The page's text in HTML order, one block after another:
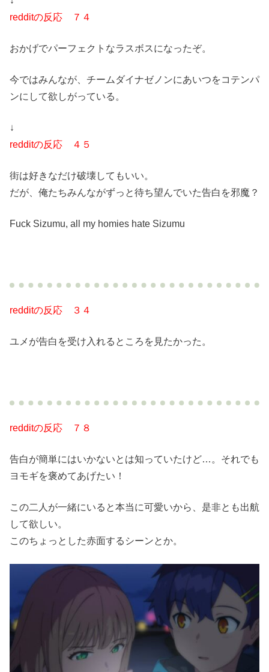
redditの反応 ７４
おかげでパーフェクトなラスボスになったぞ。
今ではみんなが、チームダイナゼノンにあいつをコテンパ
ンにして欲しがっている。
↓
redditの反応 ４５
街は好きなだけ破壊してもいい。
だが、俺たちみんながずっと待ち望んでいた告白を邪魔？
Fuck Sizumu, all my homies hate Sizumu
redditの反応 ３４
ユメが告白を受け入れるところを見たかった。
redditの反応 ７８
告白が簡単にはいかないとは知っていたけど…。それでも
ヨモギを褒めてあげたい！
この二人が一緒にいると本当に可愛いから、是非とも出航
して欲しい。
このちょっとした赤面するシーンとか。